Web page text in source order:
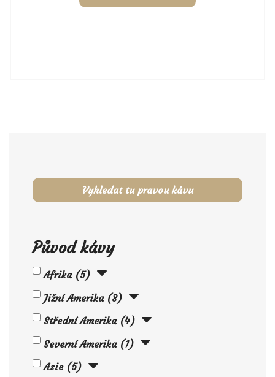
Vyhledat tu pravou kávu
Původ kávy
Afrika 5
Jižní Amerika 8
Střední Amerika 4
Severní Amerika 1
Asie 5